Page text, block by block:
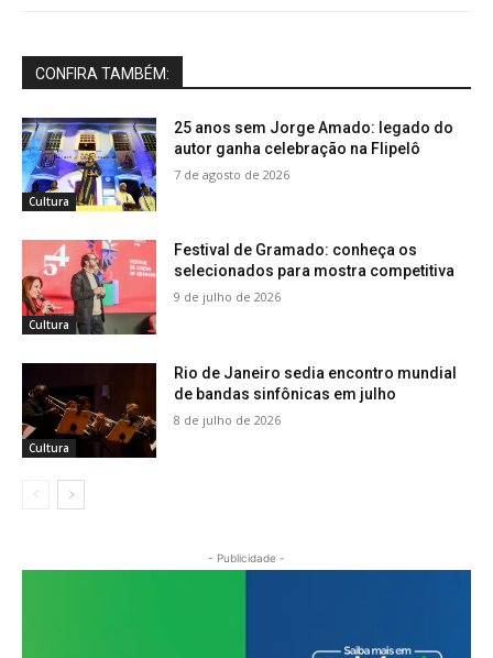
CONFIRA TAMBÉM:
Cultura
25 anos sem Jorge Amado: legado do
autor ganha celebração na Flipelô
7 de agosto de 2026
Cultura
Festival de Gramado: conheça os
selecionados para mostra competitiva
9 de julho de 2026
Cultura
Rio de Janeiro sedia encontro mundial
de bandas sinfônicas em julho
8 de julho de 2026
- Publicidade -